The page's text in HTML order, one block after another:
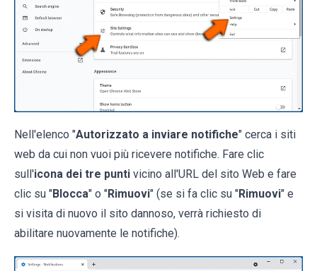
Nell'elenco "Autorizzato a inviare notifiche" cerca i siti
web da cui non vuoi più ricevere notifiche. Fare clic
sull'icona dei tre punti vicino all'URL del sito Web e fare
clic su "Blocca" o "Rimuovi" (se si fa clic su "Rimuovi" e
si visita di nuovo il sito dannoso, verrà richiesto di
abilitare nuovamente le notifiche).